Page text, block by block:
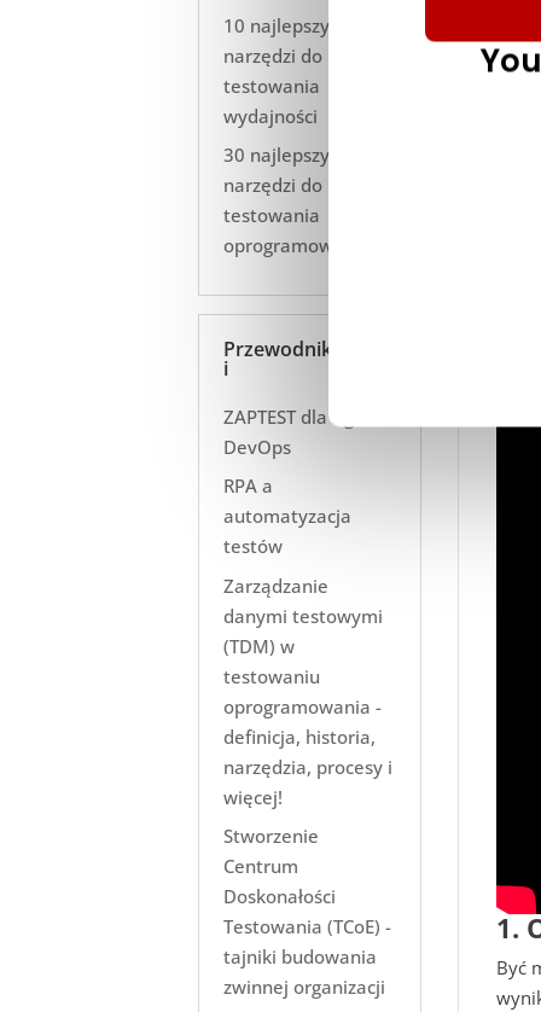
1.
Być
10 najlepszych
narzędzi do
testowania
wydajności
30 najlepszych
narzędzi do
testowania
oprogramowania
Przewodnik
i
ZAPTEST dla Agile
DevOps
RPA a
automatyzacja
testów
Zarządzanie
danymi testowymi
(TDM) w
testowaniu
oprogramowania -
definicja, historia,
narzędzia, procesy i
więcej!
Stworzenie
Centrum
Doskonałości
Testowania (TCoE) -
tajniki budowania
zwinnej organizacji